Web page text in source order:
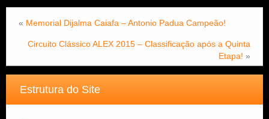
« Memorial Dijalma Caiafa – Antonio Padua Campeão!
Circuito Clássico ALEX 2015 – Classificação após a Quinta
Etapa! »
Estrutura do Site